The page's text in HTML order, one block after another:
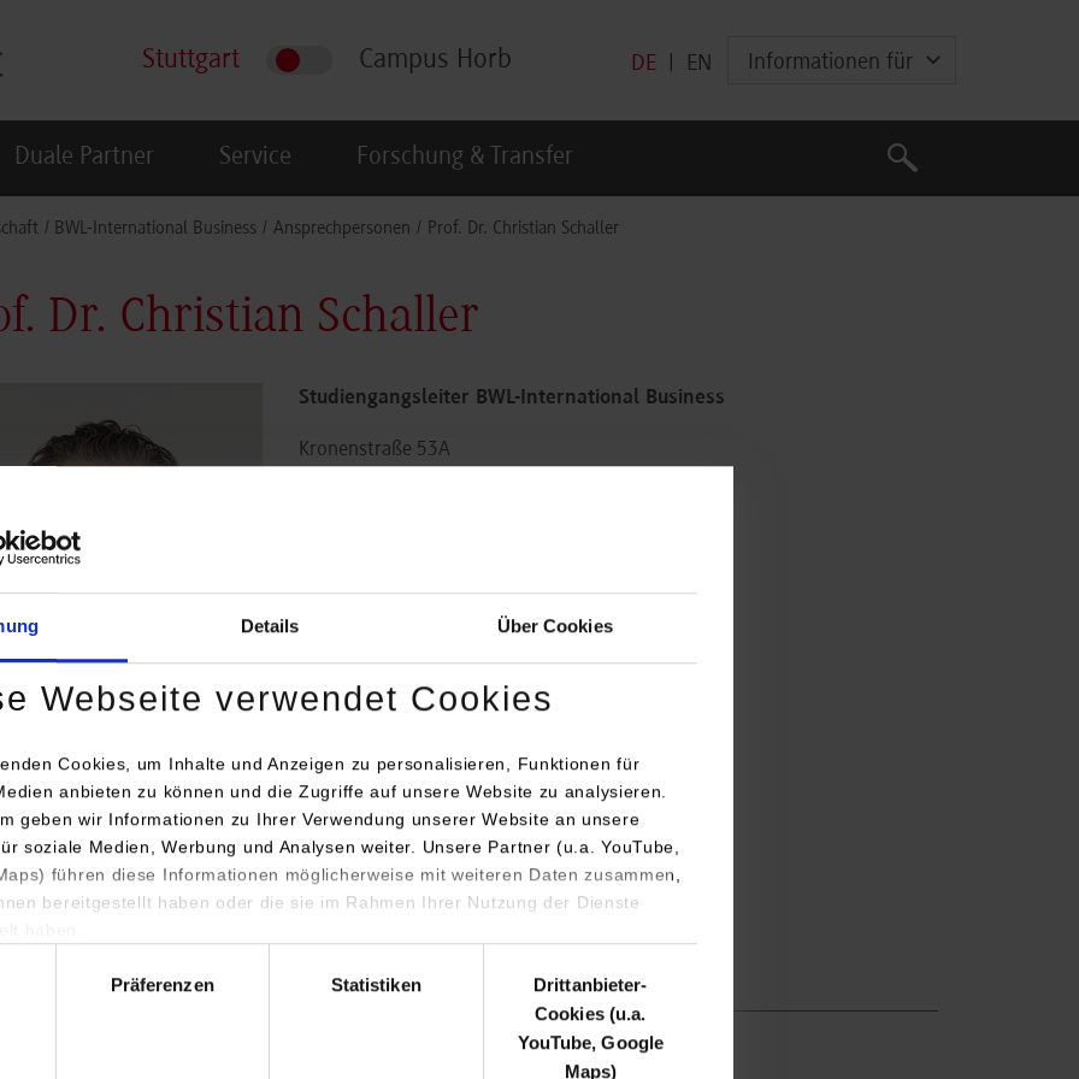
Details Über Cookies
Webseite verwendet Cookies
Cookies, um Inhalte und Anzeigen zu personalisieren, Funktionen für
anbieten zu können und die Zugriffe auf unsere Website zu analysieren.
geben wir Informationen zu Ihrer Verwendung unserer Website an unsere
soziale Medien, Werbung und Analysen weiter. Unsere Partner (u.a. YouTube,
führen diese Informationen möglicherweise mit weiteren Daten zusammen,
bereitgestellt haben oder die sie im Rahmen Ihrer Nutzung der Dienste
Präferenzen Statistiken
Drittanbieter-
Cookies (u.a.
YouTube, Google
Maps)
Stuttgart Campus Horb DE EN Informationen für
Duale Partner Service Forschung & Transfer
Suche
Suche
BWL-International Business Ansprechpersonen Prof. Dr. Christian Schaller
Dr. Christian Schaller
Studiengangsleiter BWL-International Business
Kronenstraße 53A
christian.schaller@dhbw-stuttgart.de
Vitae (PDF)
(PDF)
irene.kling@dhbw-stuttgart.de